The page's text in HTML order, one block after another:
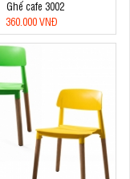
Ghế cafe 3002
360.000 VNĐ